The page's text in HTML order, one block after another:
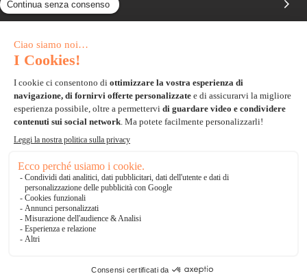
Pagamento sicuro
Carta di credito
Paypal
Bonifico Bancario
3 volte senza tasse
*Soluzioni di consegna
Delivengo Domicilio Internazionale